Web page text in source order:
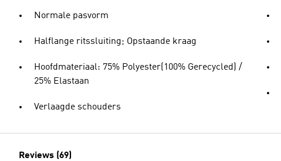
Normale pasvorm
Halflange ritssluiting; Opstaande kraag
Hoofdmateriaal: 75% Polyester(100% Gerecycled) /
25% Elastaan
Verlaagde schouders
Reviews (69)